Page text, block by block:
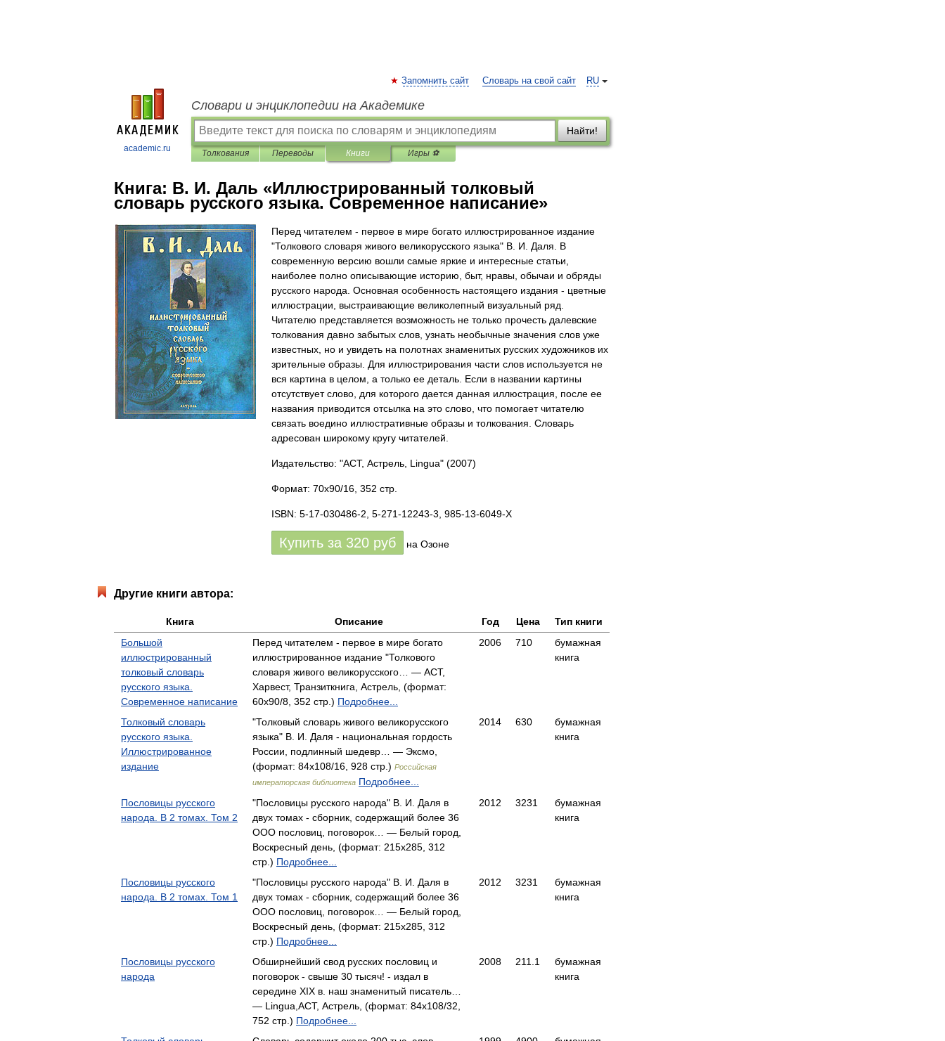
academic.ru
RU
Запомнить сайт Словарь на свой сайт
Словари и энциклопедии на Академике
Найти!
Толкования Переводы Книги Игры ⚽
Книга: В. И. Даль «Иллюстрированный толковый
словарь русского языка. Современное написание»
Перед читателем - первое в мире богато иллюстрированное издание
"Толкового словаря живого великорусского языка" В. И. Даля. В
современную версию вошли самые яркие и интересные статьи,
наиболее полно описывающие историю, быт, нравы, обычаи и обряды
русского народа. Основная особенность настоящего издания - цветные
иллюстрации, выстраивающие великолепный визуальный ряд.
Читателю представляется возможность не только прочесть далевские
толкования давно забытых слов, узнать необычные значения слов уже
известных, но и увидеть на полотнах знаменитых русских художников их
зрительные образы. Для иллюстрирования части слов используется не
вся картина в целом, а только ее деталь. Если в названии картины
отсутствует слово, для которого дается данная иллюстрация, после ее
названия приводится отсылка на это слово, что помогает читателю
связать воедино иллюстративные образы и толкования. Словарь
адресован широкому кругу читателей.
Издательство: "АСТ, Астрель, Lingua" (2007)
Формат: 70x90/16, 352 стр.
ISBN: 5-17-030486-2, 5-271-12243-3, 985-13-6049-X
Купить за 320 руб на Озоне
Другие книги автора:
Книга Описание Год Цена
Тип книги
Большой
иллюстрированный
толковый словарь
русского языка.
Современное написание
Перед читателем - первое в мире богато
иллюстрированное издание "Толкового
словаря живого великорусского… — АСТ,
Харвест, Транзиткнига, Астрель, (формат:
60x90/8, 352 стр.) Подробнее...
2006 710
бумажная
книга
Толковый словарь
русского языка.
Иллюстрированное
издание
"Толковый словарь живого великорусского
языка" В. И. Даля - национальная гордость
России, подлинный шедевр… — Эксмо,
(формат: 84x108/16, 928 стр.) Российская
императорская библиотека Подробнее...
2014 630
бумажная
книга
Пословицы русского
народа. В 2 томах. Том 2
"Пословицы русского народа" В. И. Даля в
двух томах - сборник, содержащий более 36
ООО пословиц, поговорок… — Белый город,
Воскресный день, (формат: 215x285, 312
стр.) Подробнее...
2012 3231
бумажная
книга
Пословицы русского
народа. В 2 томах. Том 1
"Пословицы русского народа" В. И. Даля в
двух томах - сборник, содержащий более 36
ООО пословиц, поговорок… — Белый город,
Воскресный день, (формат: 215x285, 312
стр.) Подробнее...
2012 3231
бумажная
книга
Пословицы русского
народа
Обширнейший свод русских пословиц и
поговорок - свыше 30 тысяч! - издал в
середине XIX в. наш знаменитый писатель…
— Lingua,АСТ, Астрель, (формат: 84x108/32,
752 стр.) Подробнее...
2008 211.1
бумажная
книга